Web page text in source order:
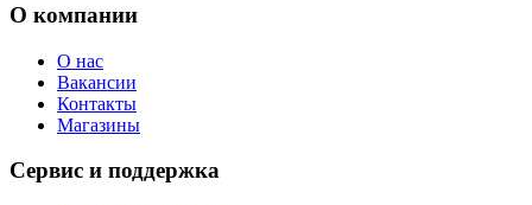
О компании
О нас
Вакансии
Контакты
Магазины
Сервис и поддержка